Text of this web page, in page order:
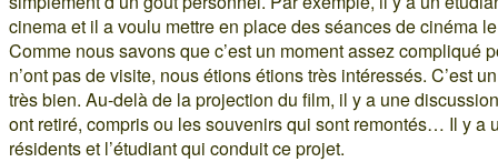
cinema et il a voulu mettre en place des séances de cinéma
Comme nous savons que c’est un moment assez compliqué
n’ont pas de visite, nous étions étions très intéressés. C’est
très bien. Au-delà de la projection du film, il y a une
ont retiré, compris ou les souvenirs qui sont remontés… Il y a
résidents et l’étudiant qui conduit ce projet.